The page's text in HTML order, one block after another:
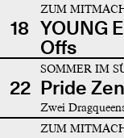
18
ZUM
YOUNG
Offs
22
SOMMER IM
Pride
Zwei
ZUM